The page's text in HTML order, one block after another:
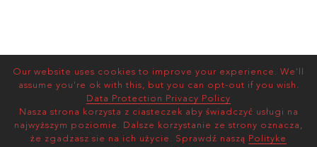
Our website uses cookies to improve your experience. We'll
assume you're ok with this, but you can opt-out if you wish.
Data Protection Privacy Policy
Nasza strona korzysta z ciasteczek aby świadczyć usługi na
najwyższym poziomie. Dalsze korzystanie ze strony oznacza,
że zgadzasz sie na ich użycie. Sprawdź naszą Polityke